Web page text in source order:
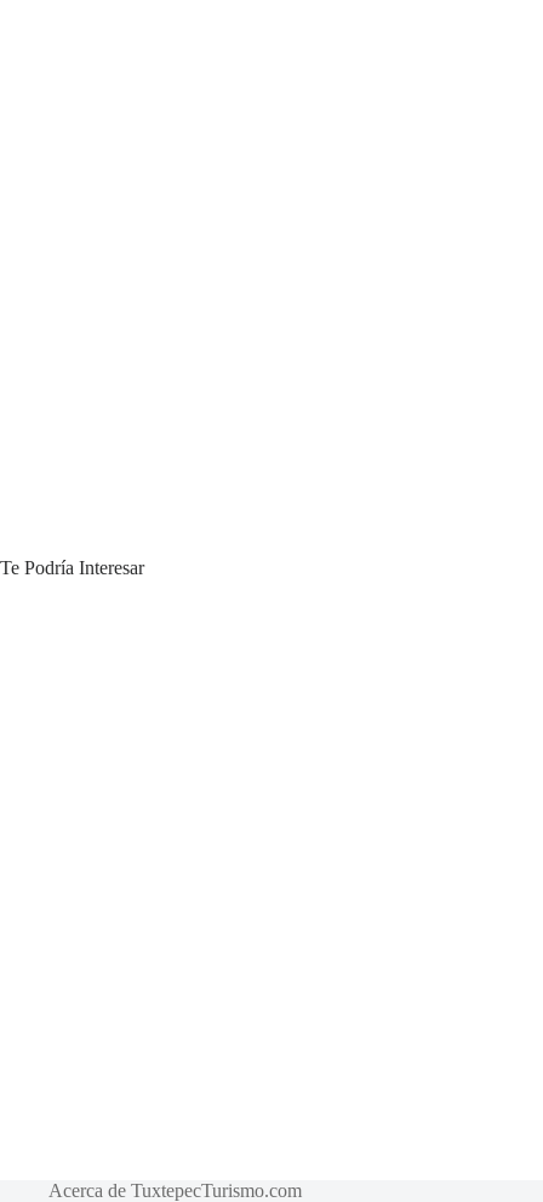
Te Podría Interesar
Acerca de TuxtepecTurismo.com